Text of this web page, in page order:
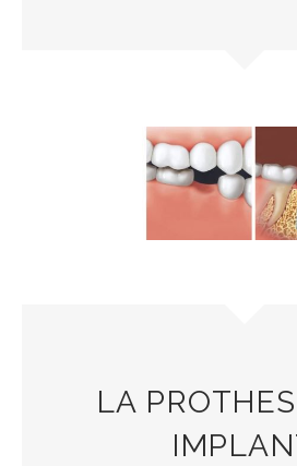
LA